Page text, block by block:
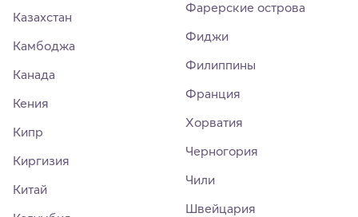
Казахстан
Камбоджа
Канада
Кения
Кипр
Киргизия
Китай
Фарерские острова
Фиджи
Филиппины
Франция
Хорватия
Черногория
Чили
Швейцария